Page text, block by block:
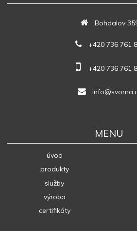
Bohdalov
+420 736 761
+420 736 761
MENU
úvod
produkty
služby
výroba
certifikáty